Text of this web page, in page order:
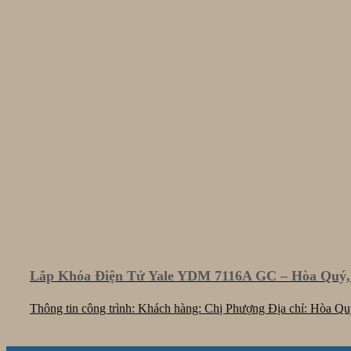
Lắp Khóa Điện Tử Yale YDM 7116A GC – Hòa
Thông tin công trình: Khách hàng: Chị Phượng Địa chỉ: Hòa